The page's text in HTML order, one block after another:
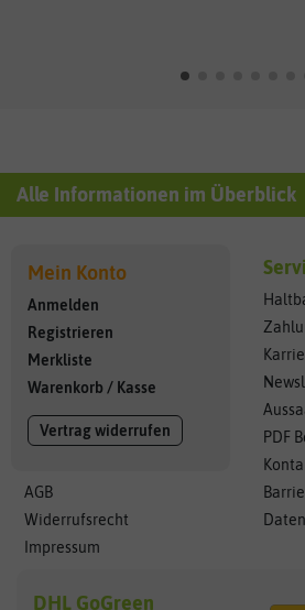
Alle Informationen im Überblick
Mein Konto
Anmelden
Registrieren
Merkliste
Warenkorb / Kasse
Vertrag widerrufen
AGB
Widerrufsrecht
Impressum
PDF
DHL GoGreen